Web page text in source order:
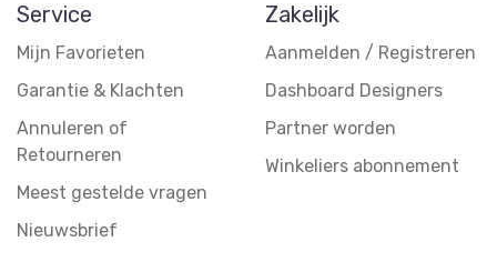
Service
Mijn Favorieten
Garantie & Klachten
Annuleren of
Retourneren
Meest gestelde vragen
Nieuwsbrief
Zakelijk
Aanmelden / Registreren
Dashboard Designers
Partner worden
Winkeliers abonnement